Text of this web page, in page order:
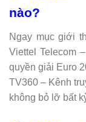
nào?
Ngay mục giới
Viettel Telecom
quyền giải Euro
TV360 – Kênh
không bỏ lỡ bất